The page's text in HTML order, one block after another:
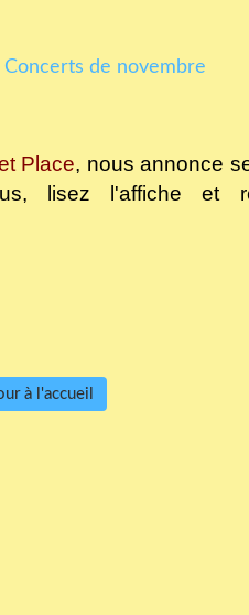
Place, nous annonce
lisez l'affiche et
à l'accueil